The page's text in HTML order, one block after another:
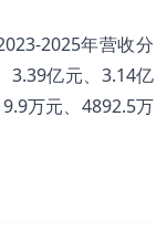
2025年营收分
3.39亿元、3.14亿
万元、4892.5万